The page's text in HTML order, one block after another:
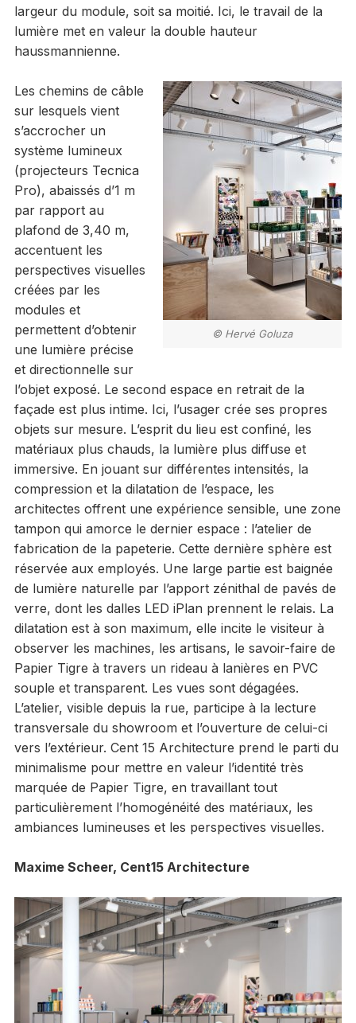
largeur du module, soit sa moitié. Ici, le travail de la
lumière met en valeur la double hauteur
haussmannienne.
© Hervé Goluza
Les chemins de câble
sur lesquels vient
s’accrocher un
système lumineux
(projecteurs Tecnica
Pro), abaissés d’1 m
par rapport au
plafond de 3,40 m,
accentuent les
perspectives visuelles
créées par les
modules et
permettent d’obtenir
une lumière précise
et directionnelle sur
l’objet exposé. Le second espace en retrait de la
façade est plus intime. Ici, l’usager crée ses propres
objets sur mesure. L’esprit du lieu est confiné, les
matériaux plus chauds, la lumière plus diffuse et
immersive. En jouant sur différentes intensités, la
compression et la dilatation de l’espace, les
architectes offrent une expérience sensible, une zone
tampon qui amorce le dernier espace : l’atelier de
fabrication de la papeterie. Cette dernière sphère est
réservée aux employés. Une large partie est baignée
de lumière naturelle par l’apport zénithal de pavés de
verre, dont les dalles LED iPlan prennent le relais. La
dilatation est à son maximum, elle incite le visiteur à
observer les machines, les artisans, le savoir-faire de
Papier Tigre à travers un rideau à lanières en PVC
souple et transparent. Les vues sont dégagées.
L’atelier, visible depuis la rue, participe à la lecture
transversale du showroom et l’ouverture de celui-ci
vers l’extérieur. Cent 15 Architecture prend le parti du
minimalisme pour mettre en valeur l’identité très
marquée de Papier Tigre, en travaillant tout
particulièrement l’homogénéité des matériaux, les
ambiances lumineuses et les perspectives visuelles.
Maxime Scheer, Cent15 Architecture